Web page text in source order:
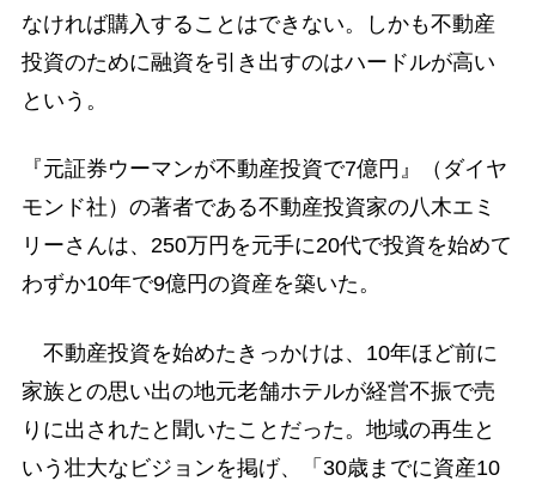
なければ購入することはできない。しかも不動産
投資のために融資を引き出すのはハードルが高い
という。
『元証券ウーマンが不動産投資で7億円』（ダイヤ
モンド社）の著者である不動産投資家の八木エミ
リーさんは、250万円を元手に20代で投資を始めて
わずか10年で9億円の資産を築いた。
不動産投資を始めたきっかけは、10年ほど前に
家族との思い出の地元老舗ホテルが経営不振で売
りに出されたと聞いたことだった。地域の再生と
いう壮大なビジョンを掲げ、「30歳までに資産10